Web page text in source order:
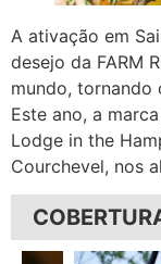
A ativação em
desejo da FARM
mundo, tornando
Este ano, a
Lodge in the
Courchevel, nos